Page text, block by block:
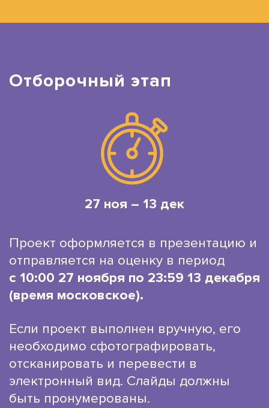
Отборочный этап
27 ноя – 13 дек
Проект оформляется в презентацию и
отправляется на оценку в период
с 10:00 27 ноября по 23:59 13 декабря
(время московское).
Если проект выполнен вручную, его
необходимо сфотографировать,
отсканировать и перевести в
электронный вид. Слайды должны
быть пронумерованы.